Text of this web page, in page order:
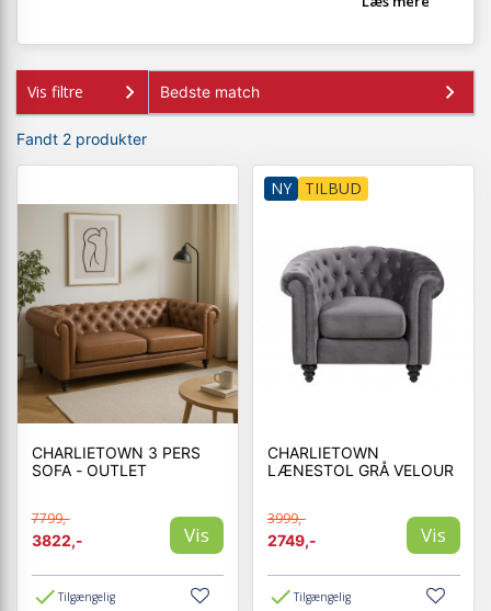
Vis filtre
Fandt 2 produkter
CHARLIETOWN 3 PERS
SOFA - OUTLET
7799,-
3822,-
Vis
Tilgængelig
NY TILBUD
CHARLIETOWN
LÆNESTOL GRÅ VELOUR
3999,-
2749,-
Vis
Tilgængelig